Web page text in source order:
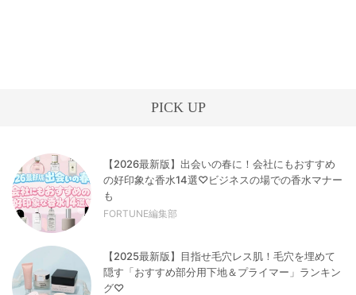
PICK UP
【2026最新版】出会いの春に！会社にもおすすめ
の好印象な香水14選♡ビジネスの場での香水マナー
も
FORTUNE編集部
【2025最新版】目指せ毛穴レス肌！毛穴を埋めて
隠す「おすすめ部分用下地＆プライマー」ランキン
グ♡